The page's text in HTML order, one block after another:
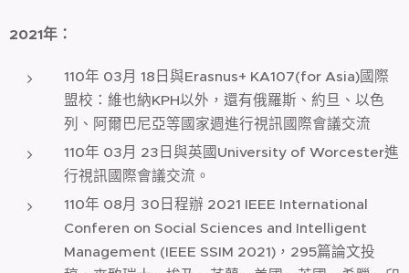
2021年：
110年 03月 18日與Erasnus+ KA107(for Asia)國際
盟校：維也納KPH以外，還有俄羅斯、約旦、以色
列、阿爾巴尼亞等國家週進行視訊國際會議交流
110年 03月 23日與英國University of Worcester進
行視訊國際會議交流。
110年 08月 30日程辦 2021 IEEE International
Conferen on Social Sciences and Intelligent
Management (IEEE SSIM 2021)，295篇論文投